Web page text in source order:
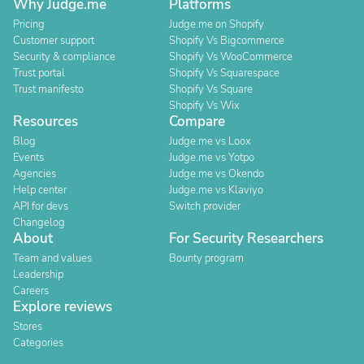
Why Judge.me
Pricing
Customer support
Security & compliance
Trust portal
Trust manifesto
Platforms
Judge.me on Shopify
Shopify Vs Bigcommerce
Shopify Vs WooCommerce
Shopify Vs Squarespace
Shopify Vs Square
Shopify Vs Wix
Resources
Blog
Events
Agencies
Help center
API for devs
Changelog
Compare
Judge.me vs Loox
Judge.me vs Yotpo
Judge.me vs Okendo
Judge.me vs Klaviyo
Switch provider
About
Team and values
Leadership
Careers
For Security Researchers
Bounty program
Explore reviews
Stores
Categories